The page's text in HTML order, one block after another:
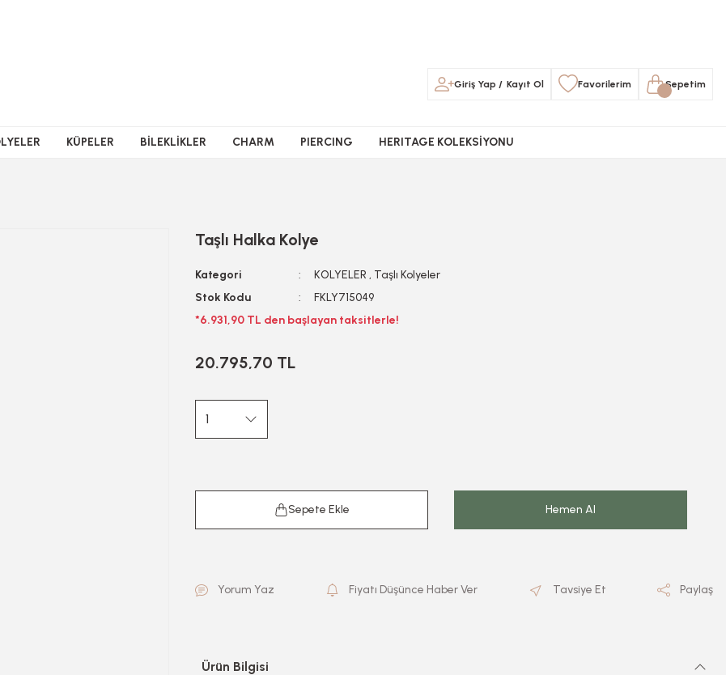
Giriş Yap / Kayıt Ol Favorilerim Sepetim
KÜPELER BİLEKLİKLER CHARM PIERCING HERITAGE KOLEKSİYONU
Taşlı Halka Kolye
Kategori KOLYELER , Taşlı Kolyeler
Stok Kodu
FKLY715049
*6.931,90 TL den başlayan taksitlerle!
20.795,70 TL
Sepete Ekle Hemen Al
Yorum Yaz Fiyatı Düşünce Haber Ver Tavsiye Et Paylaş
Ürün Bilgisi